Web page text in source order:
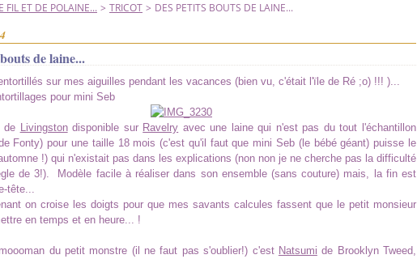
FIL ET DE POLAINE... > TRICOT > DES PETITS BOUTS DE LAINE...
de laine...
sur mes aiguilles pendant les vacances (bien vu, c'était l'ïle de Ré ;o) !!! )...
pour mini Seb
de Livingstondisponible sur Ravelry avec une laine qui n'est pas du tout l'échantillon
Fonty) pour une taille 18 mois (c'est qu'il faut que mini Seb (le bébé géant) puisse le
!) qui n'existait pas dans les explications (non non je ne cherche pas la difficulté
de 3!). Modèle facile à réaliser dans son ensemble (sans couture) mais, la fin est
tête...
on croise les doigts pour que mes savants calcules fassent que le petit monsieur
en temps et en heure... !
du petit monstre (il ne faut pas s'oublier!) c'est Natsumi de Brooklyn Tweed,